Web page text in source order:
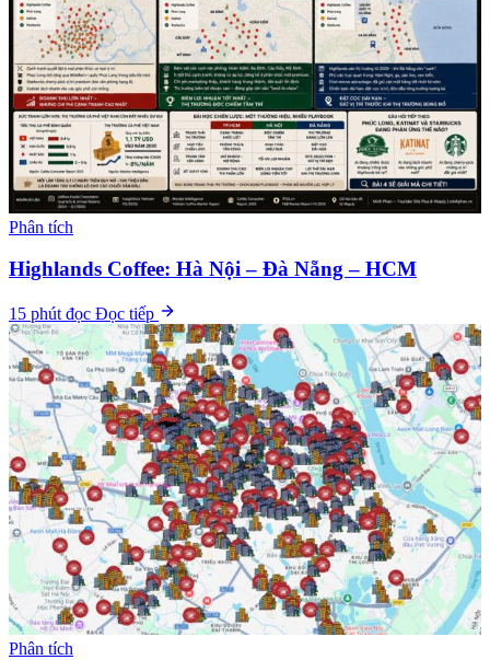
Phân tích
Highlands Coffee: Hà Nội – Đà Nẵng – HCM
15 phút đọc Đọc tiếp
Phân tích